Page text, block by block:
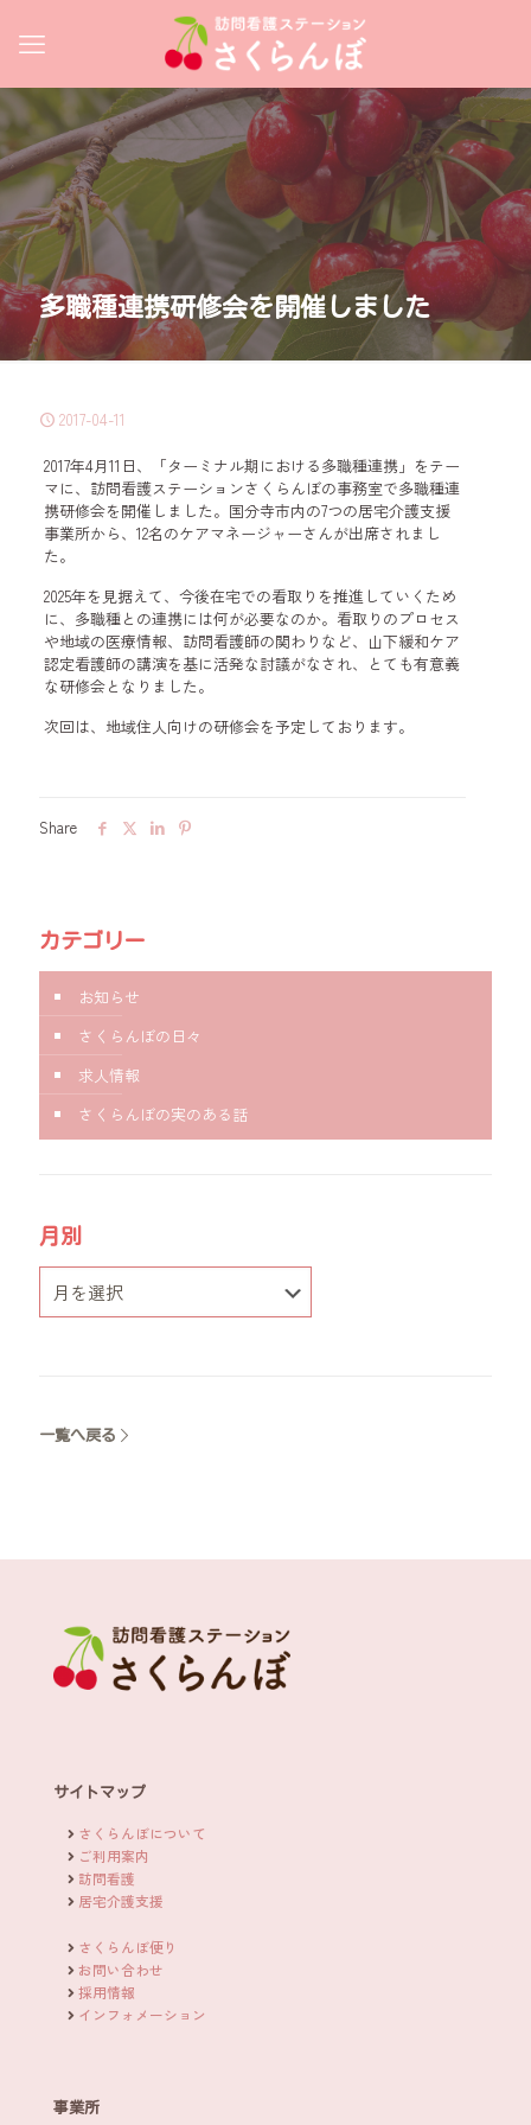
多職種連携研修会を開催しました
2017-04-11
2017年4月11日、「ターミナル期における多職種連携」をテー
マに、訪問看護ステーションさくらんぼの事務室で多職種連
携研修会を開催しました。国分寺市内の7つの居宅介護支援
事業所から、12名のケアマネージャーさんが出席されまし
た。
2025年を見据えて、今後在宅での看取りを推進していくため
に、多職種との連携には何が必要なのか。看取りのプロセス
や地域の医療情報、訪問看護師の関わりなど、山下緩和ケア
認定看護師の講演を基に活発な討議がなされ、とても有意義
な研修会となりました。
次回は、地域住人向けの研修会を予定しております。
Share
カテゴリー
お知らせ
さくらんぼの日々
求人情報
さくらんぼの実のある話
月別
一覧へ戻る
サイトマップ
さくらんぼについて
ご利用案内
訪問看護
居宅介護支援
さくらんぼ便り
お問い合わせ
採用情報
インフォメーション
事業所